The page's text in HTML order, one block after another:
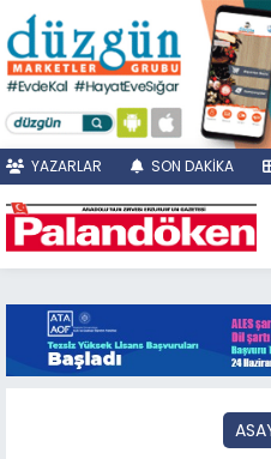
YAZARLAR SON DAKİKA